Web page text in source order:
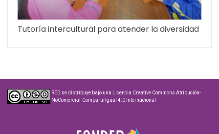
Tutoría intercultural para atender la diversidad
RED se distribuye bajo una Licencia Creative Commons Atribución-
NoComercial-CompartirIgual 4.0 Internacional